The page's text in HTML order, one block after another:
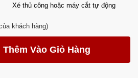
Xé thủ công hoặc máy cắt tự động
khách hàng)
Thêm Vào Giỏ Hàng